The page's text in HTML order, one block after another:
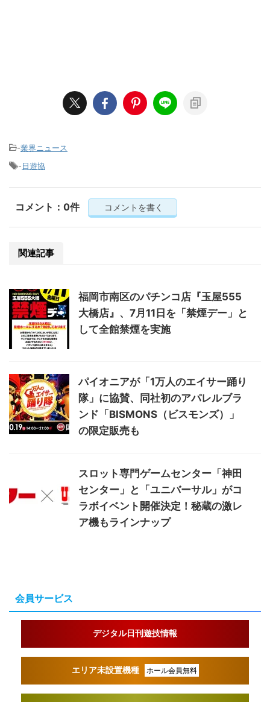
-業界ニュース
-日遊協
コメント：0件 コメントを書く
関連記事
福岡市南区のパチンコ店『玉屋555
大橋店』、7月11日を「禁煙デー」と
して全館禁煙を実施
パイオニアが「1万人のエイサー踊り
隊」に協賛、同社初のアパレルブラ
ンド「BISMONS（ビスモンズ）」
の限定販売も
スロット専門ゲームセンター「神田
センター」と「ユニバーサル」がコ
ラボイベント開催決定！秘蔵の激レ
ア機もラインナップ
会員サービス
デジタル日刊遊技情報
エリア未設置機種 ホール会員無料